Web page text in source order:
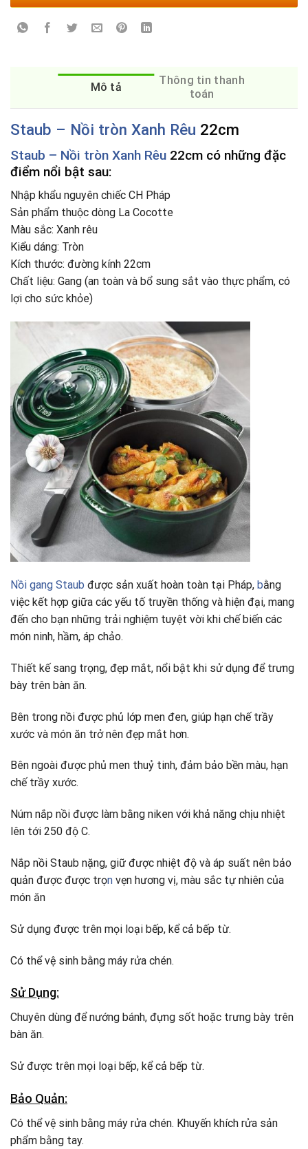
Mô tả
Thông tin thanh
toán
Staub – Nồi tròn Xanh Rêu 22cm
Staub – Nồi tròn Xanh Rêu 22cm có những đặc
điểm nổi bật sau:
Nhập khẩu nguyên chiếc CH Pháp
Sản phẩm thuộc dòng La Cocotte
Màu sắc: Xanh rêu
Kiểu dáng: Tròn
Kích thước: đường kính 22cm
Chất liệu: Gang (an toàn và bổ sung sắt vào thực phẩm, có
lợi cho sức khỏe)
Nồi gang Staub được sản xuất hoàn toàn tại Pháp, bằng
việc kết hợp giữa các yếu tố truyền thống và hiện đại, mang
đến cho bạn những trải nghiệm tuyệt vời khi chế biến các
món ninh, hầm, áp chảo.
Thiết kế sang trọng, đẹp mắt, nổi bật khi sử dụng để trưng
bày trên bàn ăn.
Bên trong nồi được phủ lớp men đen, giúp hạn chế trầy
xước và món ăn trở nên đẹp mắt hơn.
Bên ngoài được phủ men thuỷ tinh, đảm bảo bền màu, hạn
chế trầy xước.
Núm nắp nồi được làm bằng niken với khả năng chịu nhiệt
lên tới 250 độ C.
Nắp nồi Staub nặng, giữ được nhiệt độ và áp suất nên bảo
quản được được trọn vẹn hương vị, màu sắc tự nhiên của
món ăn
Sử dụng được trên mọi loại bếp, kể cả bếp từ.
Có thể vệ sinh bằng máy rửa chén.
Sử Dụng:
Chuyên dùng để nướng bánh, đựng sốt hoặc trưng bày trên
bàn ăn.
Sử được trên mọi loại bếp, kể cả bếp từ.
Bảo Quản:
Có thể vệ sinh bằng máy rửa chén. Khuyến khích rửa sản
phẩm bằng tay.